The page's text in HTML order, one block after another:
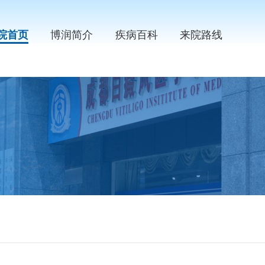
首页 博润简介 疾病百科 来院路线